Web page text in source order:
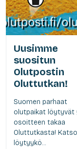
Uusimme
suositun
Olutpostin
Oluttutkan!
Suomen parhaat
olutpaikat löytyvät
osoitteen takaa
Oluttutkasta! Katso
löytyykö...